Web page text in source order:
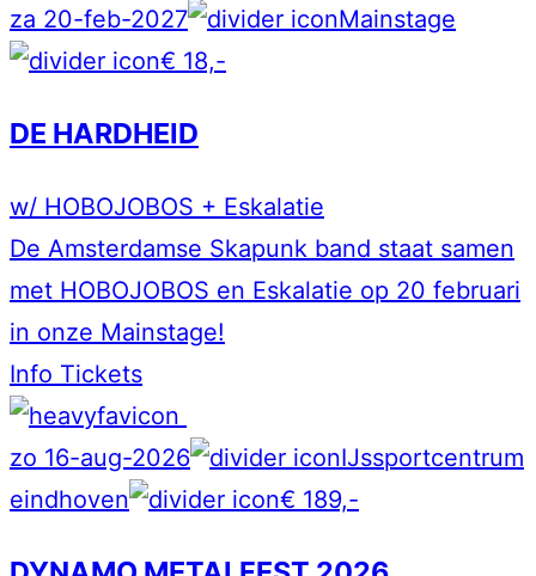
za 20-feb-2027
Mainstage
€ 18,-
DE HARDHEID
w/ HOBOJOBOS + Eskalatie
De Amsterdamse Skapunk band staat samen
met HOBOJOBOS en Eskalatie op 20 februari
in onze Mainstage!
Info Tickets
zo 16-aug-2026
IJssportcentrum
eindhoven
€ 189,-